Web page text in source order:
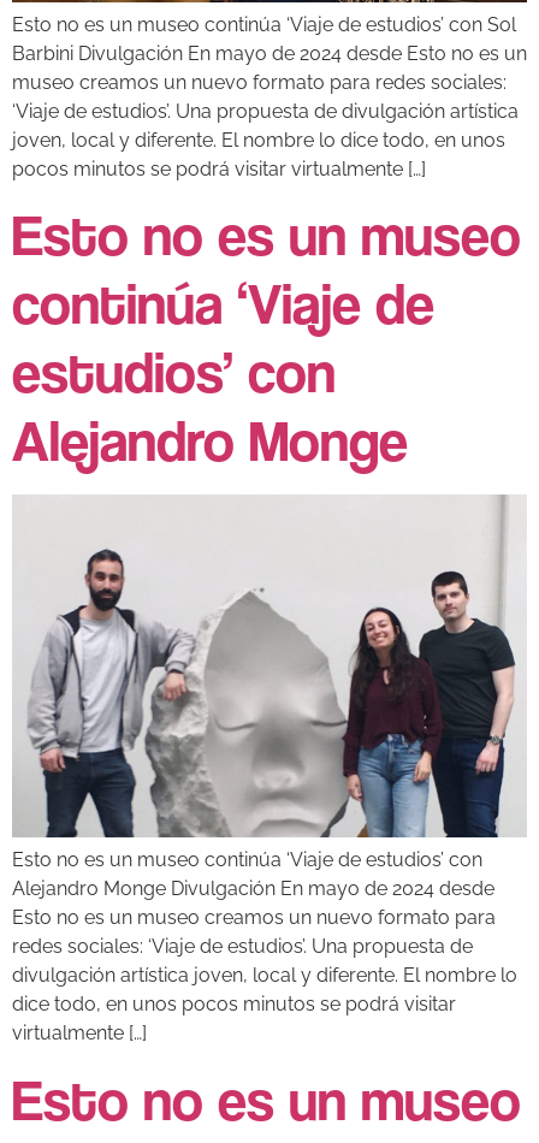
Esto no es un museo continúa ‘Viaje de estudios’ con Sol
Barbini Divulgación En mayo de 2024 desde Esto no es un
museo creamos un nuevo formato para redes sociales:
‘Viaje de estudios’. Una propuesta de divulgación artística
joven, local y diferente. El nombre lo dice todo, en unos
pocos minutos se podrá visitar virtualmente […]
Esto no es un museo
continúa ‘Viaje de
estudios’ con
Alejandro Monge
Esto no es un museo continúa ‘Viaje de estudios’ con
Alejandro Monge Divulgación En mayo de 2024 desde
Esto no es un museo creamos un nuevo formato para
redes sociales: ‘Viaje de estudios’. Una propuesta de
divulgación artística joven, local y diferente. El nombre lo
dice todo, en unos pocos minutos se podrá visitar
virtualmente […]
Esto no es un museo